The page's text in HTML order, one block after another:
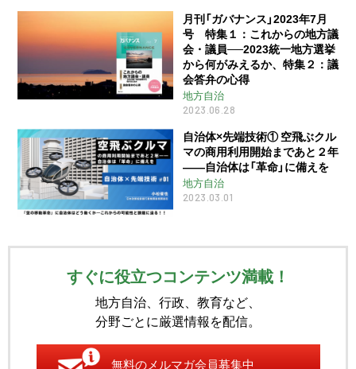
月刊「ガバナンス」2023年7月
号 特集１：これからの地方議
会・議員──2023統一地方選挙
から何がみえるか、特集２：議
会答弁の心得
地方自治
2023.06.28
自治体×先端技術① 空飛ぶクル
マの商用利用開始まであと２年
――自治体は「革命」に備えを
地方自治
2023.03.01
すぐに役立つコンテンツ満載！
地方自治、行政、教育など、
分野ごとに厳選情報を配信。
無料のメルマガ会員募集中